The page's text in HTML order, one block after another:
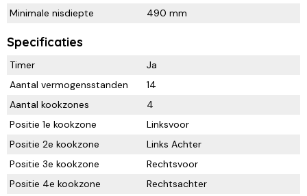
Minimale nisdiepte
490 mm
Specificaties
Timer
Ja
Aantal vermogensstanden
14
Aantal kookzones
4
Positie 1e kookzone
Linksvoor
Positie 2e kookzone
Links Achter
Positie 3e kookzone
Rechtsvoor
Positie 4e kookzone
Rechtsachter